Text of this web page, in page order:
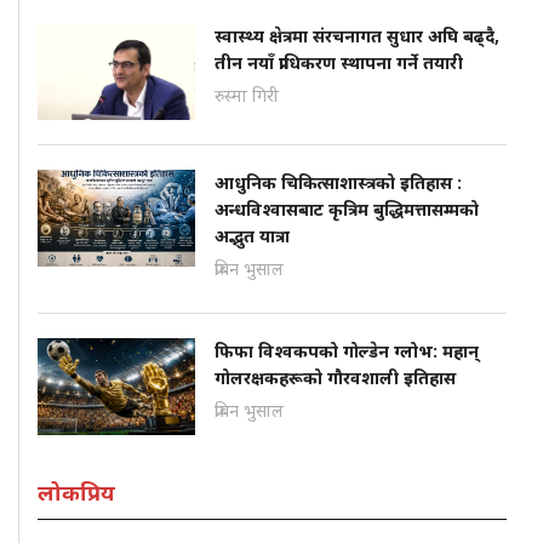
स्वास्थ्य क्षेत्रमा संरचनागत सुधार अघि बढ्दै,
तीन नयाँ प्राधिकरण स्थापना गर्ने तयारी
रुस्मा गिरी
आधुनिक चिकित्साशास्त्रको इतिहास :
अन्धविश्वासबाट कृत्रिम बुद्धिमत्तासम्मको
अद्भुत यात्रा
प्रबिन भुसाल
फिफा विश्वकपको गोल्डेन ग्लोभ: महान्
गोलरक्षकहरूको गौरवशाली इतिहास
प्रबिन भुसाल
लोकप्रिय